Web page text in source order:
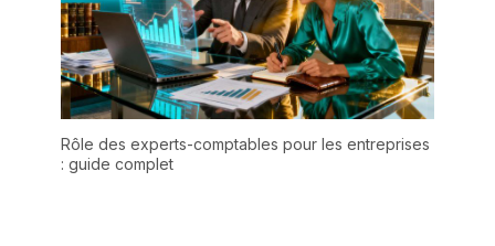
Rôle des experts-comptables pour les entreprises
: guide complet